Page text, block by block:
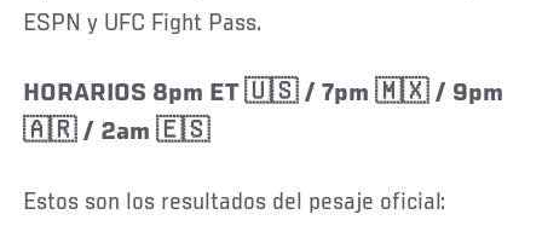
ESPN y UFC Fight Pass.
HORARIOS 8pm ET 🇺🇸 / 7pm 🇲🇽 / 9pm
🇦🇷 / 2am 🇪🇸
Estos son los resultados del pesaje oficial: